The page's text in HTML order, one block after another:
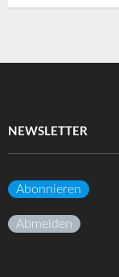
NEWSLETTER
Abonnieren
Abmelden